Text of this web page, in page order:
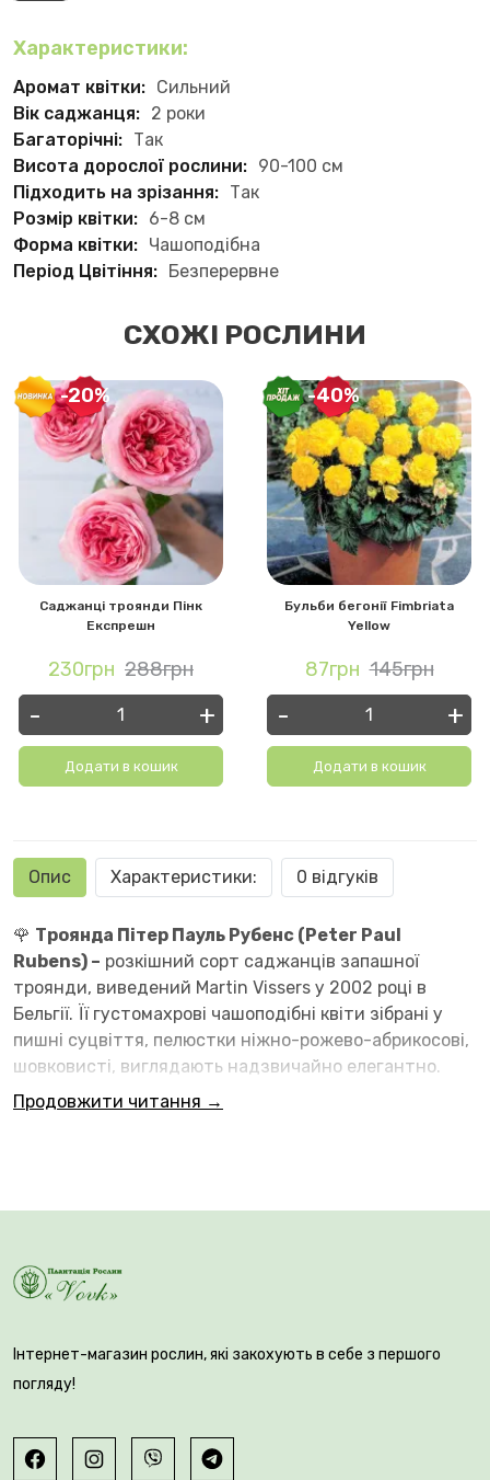
Характеристики:
Аромат квітки: Сильний
Вік саджанця: 2 роки
Багаторічні: Так
Висота дорослої рослини: 90-100 см
Підходить на зрізання: Так
Розмір квітки: 6-8 см
Форма квітки: Чашоподібна
Період Цвітіння: Безперервне
СХОЖІ РОСЛИНИ
-20%
Саджанці троянди Пінк
Експрешн
230грн 288грн
- +
Додати в кошик
-40%
Бульби бегонії Fimbriata
Yellow
87грн 145грн
- +
Додати в кошик
Опис Характеристики: 0 відгуків
🌹 Троянда Пітер Пауль Рубенс (Peter Paul
Rubens) – розкішний сорт саджанців запашної
троянди, виведений Martin Vissers у 2002 році в
Бельгії. Її густомахрові чашоподібні квіти зібрані у
пишні суцвіття, пелюстки ніжно-рожево-абрикосові,
шовковисті, виглядають надзвичайно елегантно.
сильний аромат з виразними нотками лимона та
мирри. Цвітіння рясне, безперервне – на одному
підходять для створення букетів.
Продовжити читання →
Інтернет-магазин рослин, які закохують в себе з першого
погляду!